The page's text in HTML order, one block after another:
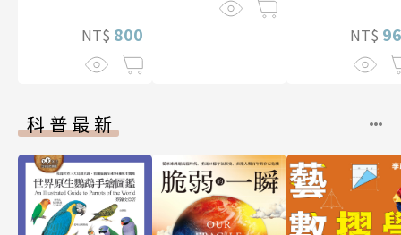
NT$ 800 NT$
科普最新